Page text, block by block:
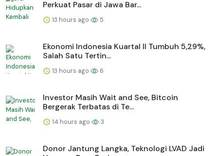
Perkuat Pasar di Jawa Bar...
13 hours ago 5
Ekonomi Indonesia Kuartal II Tumbuh 5,29%,
Salah Satu Tertin...
13 hours ago 6
Investor Masih Wait and See, Bitcoin
Bergerak Terbatas di Te...
14 hours ago 3
Donor Jantung Langka, Teknologi LVAD Jadi